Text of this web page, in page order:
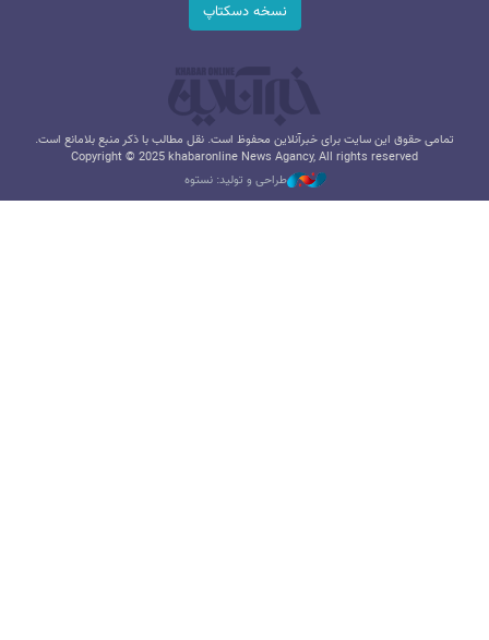
نسخه دسکتاپ
تمامی حقوق این سایت برای خبرآنلاین محفوظ است. نقل مطالب با ذکر منبع بلامانع است.
Copyright © 2025 khabaronline News Agancy, All rights reserved
طراحی و تولید: نستوه